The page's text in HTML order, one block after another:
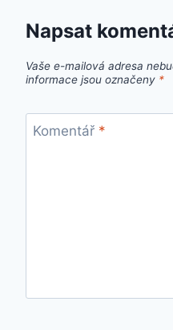
Napsat
Vaše e-mailová adresa
informace jsou označeny *
Komentář *